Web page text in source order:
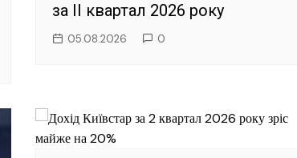
за II квартал 2026 року
05.08.2026 0